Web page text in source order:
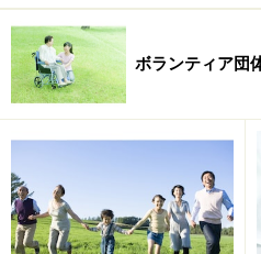
ガイドも常々、社会貢献度
ボランティア団